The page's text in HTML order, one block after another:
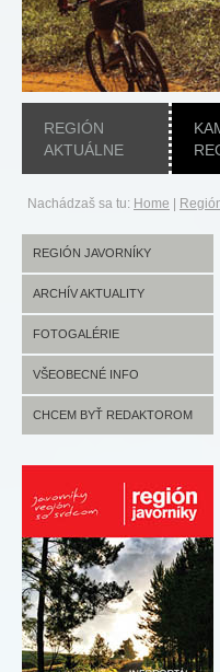
REGIÓN
AKTUÁLNE
Nachádzaš sa tu: Home
REGIÓN JAVORNÍKY
ARCHÍV AKTUALITY
FOTOGALÉRIE
VŠEOBECNÉ INFO
CHCEM BYŤ REDAKTOROM